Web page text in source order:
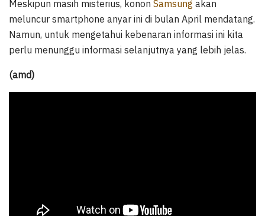
Meskipun masih misterius, konon Samsung akan
meluncur smartphone anyar ini di bulan April mendatang.
Namun, untuk mengetahui kebenaran informasi ini kita
perlu menunggu informasi selanjutnya yang lebih jelas.
(amd)